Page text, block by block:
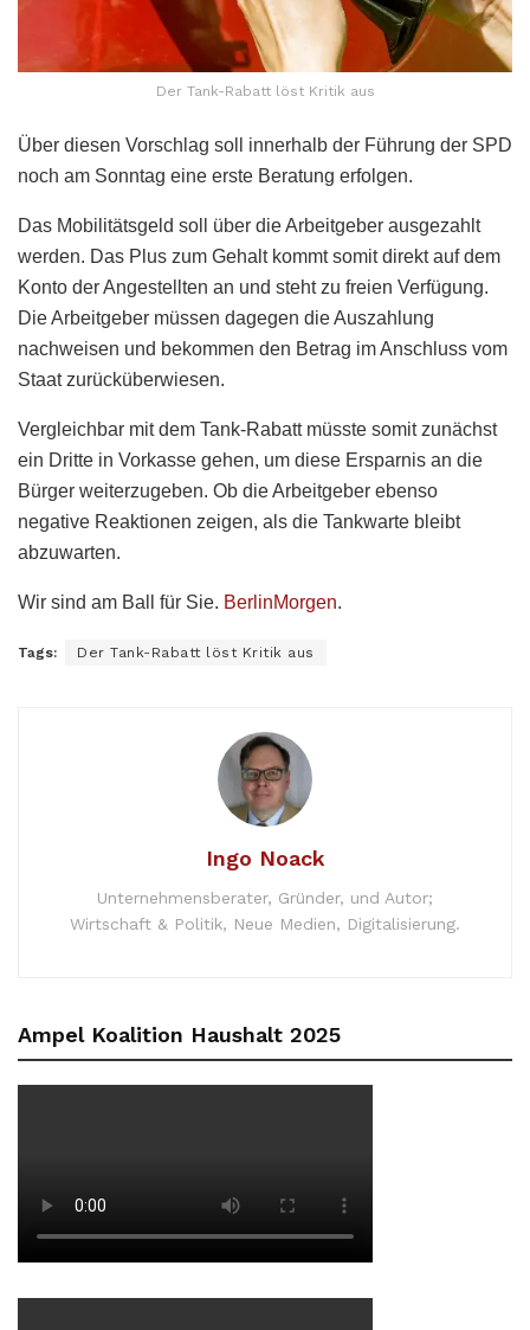
Der Tank-Rabatt löst Kritik aus
Über diesen Vorschlag soll innerhalb der Führung der SPD
noch am Sonntag eine erste Beratung erfolgen.
Das Mobilitätsgeld soll über die Arbeitgeber ausgezahlt
werden. Das Plus zum Gehalt kommt somit direkt auf dem
Konto der Angestellten an und steht zu freien Verfügung.
Die Arbeitgeber müssen dagegen die Auszahlung
nachweisen und bekommen den Betrag im Anschluss vom
Staat zurücküberwiesen.
Vergleichbar mit dem Tank-Rabatt müsste somit zunächst
ein Dritte in Vorkasse gehen, um diese Ersparnis an die
Bürger weiterzugeben. Ob die Arbeitgeber ebenso
negative Reaktionen zeigen, als die Tankwarte bleibt
abzuwarten.
Wir sind am Ball für Sie. BerlinMorgen.
Tags: Der Tank-Rabatt löst Kritik aus
Ingo Noack
Unternehmensberater, Gründer, und Autor;
Wirtschaft & Politik, Neue Medien, Digitalisierung.
Ampel Koalition Haushalt 2025